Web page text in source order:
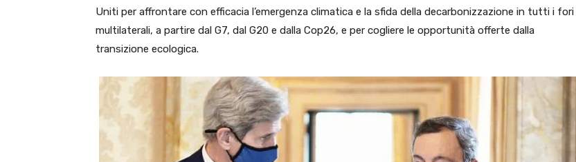
Uniti per affrontare con efficacia l’emergenza climatica e la sfida della decarbonizzazione in tutti i fori
multilaterali, a partire dal G7, dal G20 e dalla Cop26, e per cogliere le opportunità offerte dalla
transizione ecologica.